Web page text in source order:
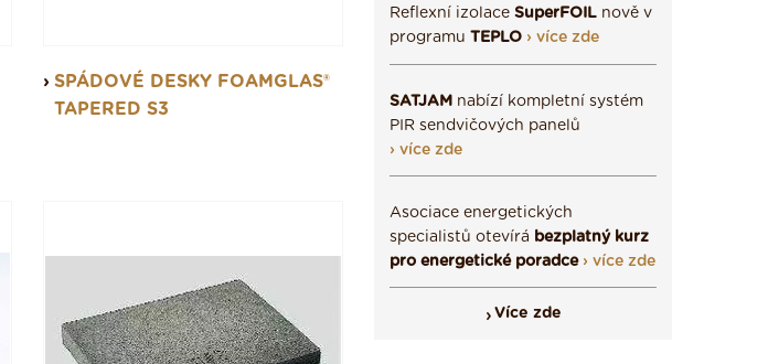
SPÁDOVÉ DESKY FOAMGLAS®
TAPERED S3
Reflexní izolace SuperFOIL nově v
programu TEPLO › více zde
SATJAM nabízí kompletní systém
PIR sendvičových panelů
› více zde
Asociace energetických
specialistů otevírá bezplatný kurz
pro energetické poradce › více zde
Více zde